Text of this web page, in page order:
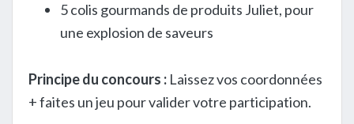
5 colis gourmands de produits Juliet, pour
une explosion de saveurs
Principe du concours : Laissez vos coordonnées
+ faites un jeu pour valider votre participation.